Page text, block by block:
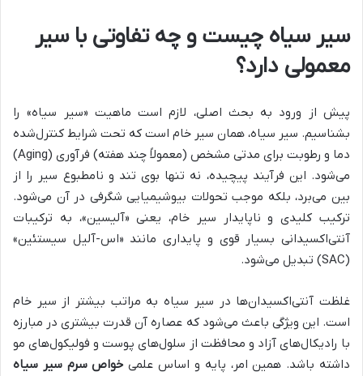
سیر سیاه چیست و چه تفاوتی با سیر
معمولی دارد؟
پیش از ورود به بحث اصلی، لازم است ماهیت «سیر سیاه» را
بشناسیم. سیر سیاه، همان سیر خام است که تحت شرایط کنترل‌شده
دما و رطوبت برای مدتی مشخص (معمولاً چند هفته) فرآوری (Aging)
می‌شود. این فرآیند پیچیده، نه تنها بوی تند و نامطبوع سیر را از
بین می‌برد، بلکه موجب تحولات بیوشیمیایی شگرفی در آن می‌شود.
ترکیب کلیدی و ناپایدار سیر خام، یعنی «آلیسین»، به ترکیبات
آنتی‌اکسیدانی بسیار قوی و پایداری مانند «اس-آلیل سیستئین»
(SAC) تبدیل می‌شود.
غلظت آنتی‌اکسیدان‌ها در سیر سیاه به مراتب بیشتر از سیر خام
است. این ویژگی باعث می‌شود که عصاره آن قدرت بیشتری در مبارزه
با رادیکال‌های آزاد و محافظت از سلول‌های پوست و فولیکول‌های مو
داشته باشد. همین امر، پایه و اساس علمی خواص سرم سیر سیاه